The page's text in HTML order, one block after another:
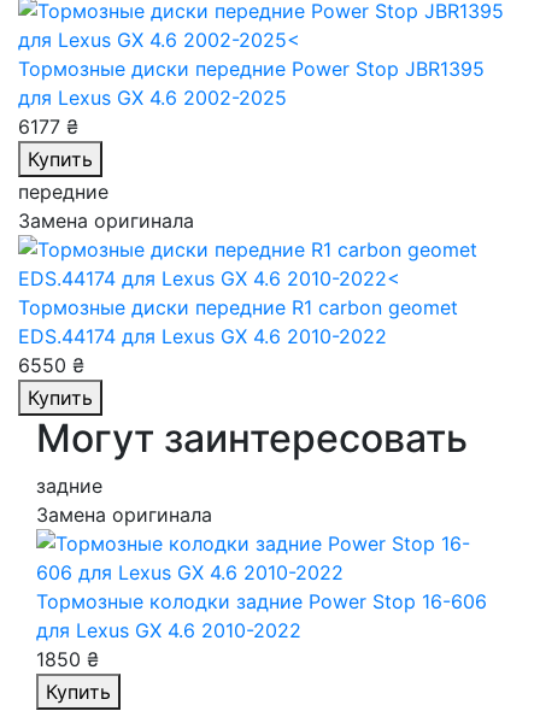
Тормозные диски передние Power Stop JBR1395
для Lexus GX 4.6 2002-2025
6177 ₴
Купить
передние
Замена оригинала
Тормозные диски передние R1 carbon geomet
EDS.44174 для Lexus GX 4.6 2010-2022
6550 ₴
Купить
Могут заинтересовать
задние
Замена оригинала
Тормозные колодки задние Power Stop 16-606
для Lexus GX 4.6 2010-2022
1850 ₴
Купить